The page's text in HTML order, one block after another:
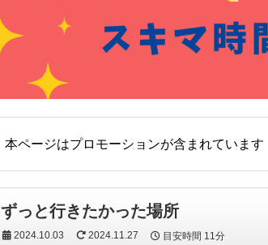
本ページはプロモーションが含まれています
ずっと行きたかった場所
2024.10.03 2024.11.27 目安時間 11分